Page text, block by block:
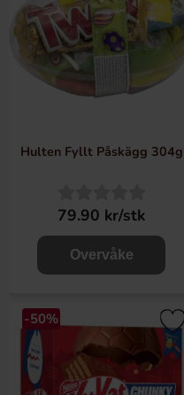
Hulten Fyllt Påskägg 304g
79.90 kr/stk
Overvåke
-50%